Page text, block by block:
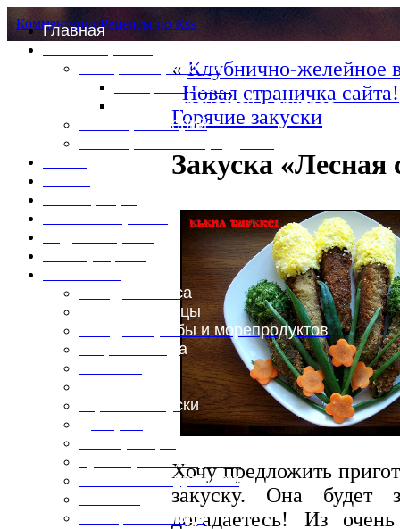
Главная
Специи и пряности
Специи и диета
Каталог пряностей и приправ
Таблица калорий
Блюда из мяса
Блюда из птицы
Блюда из рыбы и морепродуктов
Вторые блюда
Горячие закуски
Кулинарные хитрости
Маленьким гурманам
Овощные блюда
КомментарииРецепты по Rss
«Клубнично-желейное
Новая страничка сайта!
Горячие закуски
Закуска
Хочу предложить
закуску. Она будет
догадаетесь! Из